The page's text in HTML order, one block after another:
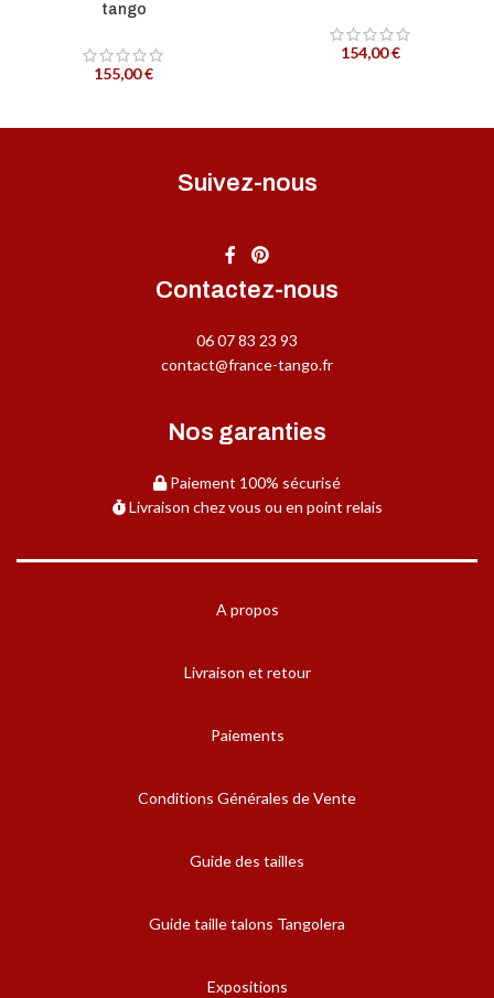
tango
155,00€
154,00€
Suivez-nous
Contactez-nous
06 07 83 23 93
contact@france-tango.fr
Nos garanties
Paiement 100% sécurisé
Livraison chez vous ou en point relais
A propos
Livraison et retour
Paiements
Conditions Générales de Vente
Guide des tailles
Guide taille talons Tangolera
Expositions